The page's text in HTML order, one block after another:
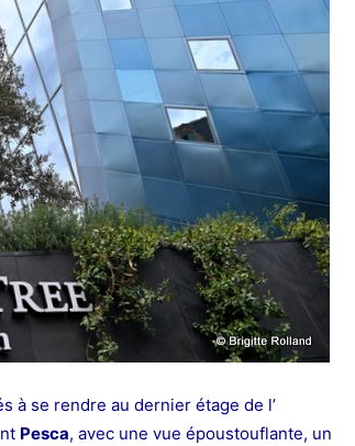
à se rendre au dernier étage de l’
Pesca, avec une vue époustouflante, un